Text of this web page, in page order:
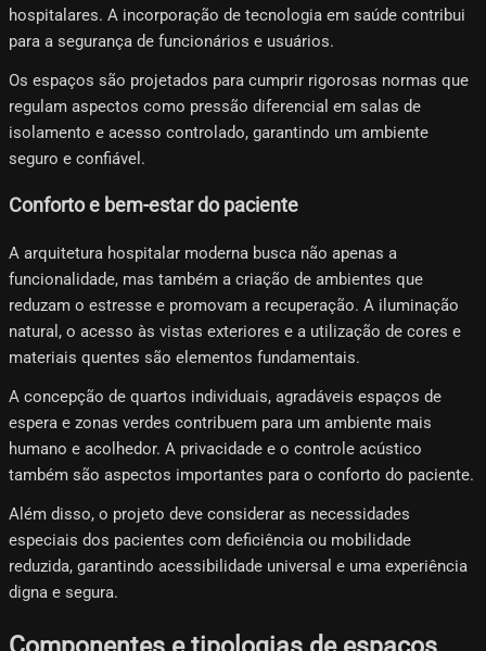
hospitalares. A incorporação de tecnologia em saúde contribui
para a segurança de funcionários e usuários.
Os espaços são projetados para cumprir rigorosas normas que
regulam aspectos como pressão diferencial em salas de
isolamento e acesso controlado, garantindo um ambiente
seguro e confiável.
Conforto e bem-estar do paciente
A arquitetura hospitalar moderna busca não apenas a
funcionalidade, mas também a criação de ambientes que
reduzam o estresse e promovam a recuperação. A iluminação
natural, o acesso às vistas exteriores e a utilização de cores e
materiais quentes são elementos fundamentais.
A concepção de quartos individuais, agradáveis ​​espaços de
espera e zonas verdes contribuem para um ambiente mais
humano e acolhedor. A privacidade e o controle acústico
também são aspectos importantes para o conforto do paciente.
Além disso, o projeto deve considerar as necessidades
especiais dos pacientes com deficiência ou mobilidade
reduzida, garantindo acessibilidade universal e uma experiência
digna e segura.
Componentes e tipologias de espaços